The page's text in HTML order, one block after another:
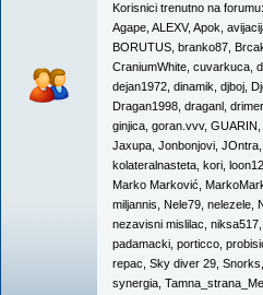
Korisnici trenutno na forumu:
Agape ALEXV, Apok
BORUTUS branko87
CraniumWhite cuvarkuca
dejan1972 dinamik djboj
Dragan1998 draganl drimer
ginjica goran.vvv, GUARIN
Jaxupa Jonbonjovi JOntra
kolateralnasteta kori
Marko Marković
miljannis Nele79 nelezele
nezavisni mislilac niksa517
padamacki porticco
repac Sky diver 29 Snorks
synergia